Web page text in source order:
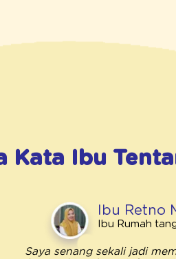
Kata Ibu
Ibu Retno
Ibu Rumah
Saya senang sekali jadi